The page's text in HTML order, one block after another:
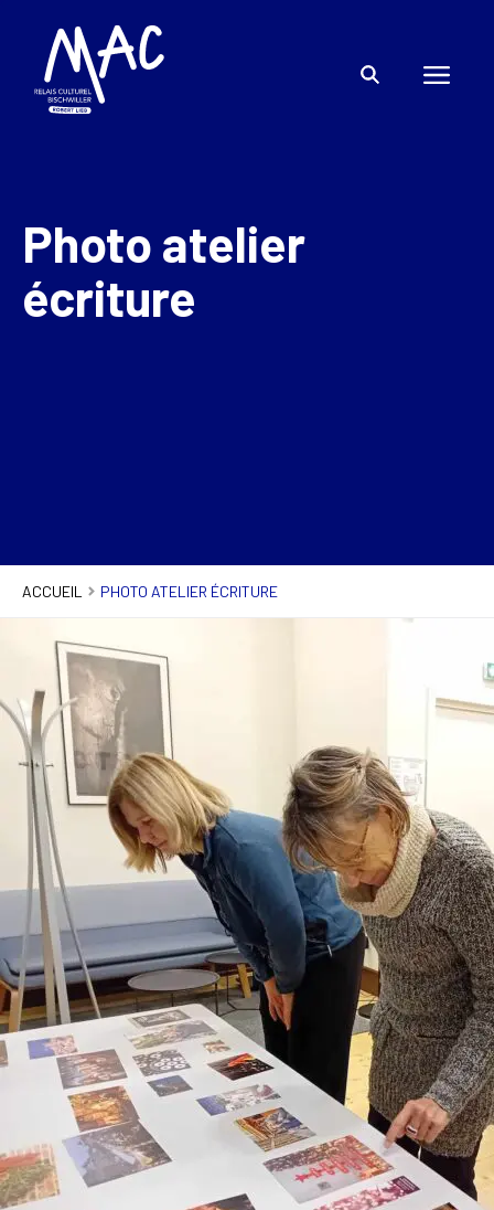
Photo atelier
écriture
ACCUEIL PHOTO ATELIER ÉCRITURE